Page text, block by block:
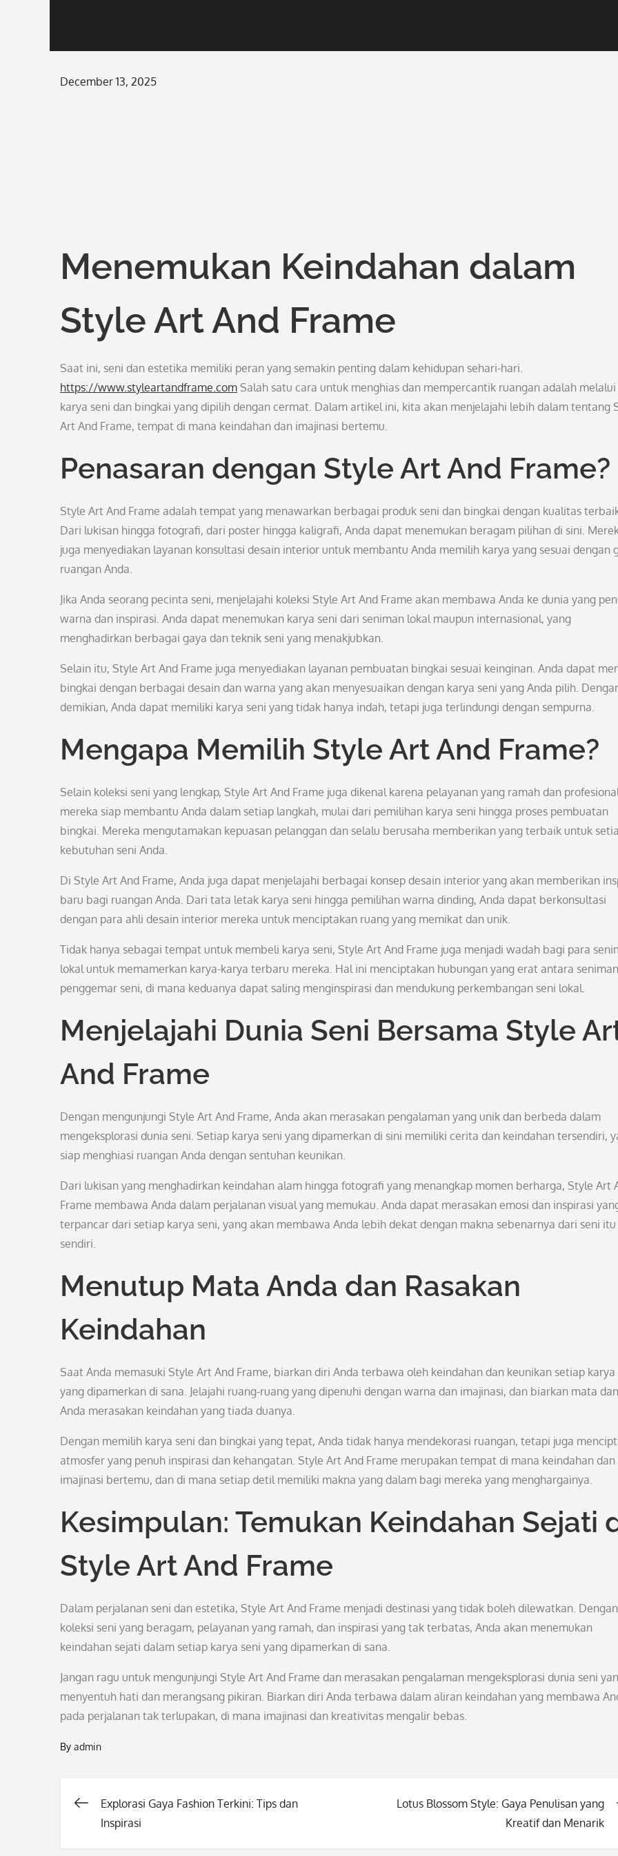
Posted
December 13, 2025
Menemukan Keindahan dalam
Style Art And Frame
Saat ini, seni dan estetika memiliki peran yang semakin penting dalam kehidupan sehari-hari.
https://www.styleartandframe.com Salah satu cara untuk menghias dan mempercantik ruangan adalah melalui
karya seni dan bingkai yang dipilih dengan cermat. Dalam artikel ini, kita akan menjelajahi lebih dalam tentang
Art And Frame, tempat di mana keindahan dan imajinasi bertemu.
Penasaran dengan Style Art And Frame?
Style Art And Frame adalah tempat yang menawarkan berbagai produk seni dan bingkai dengan kualitas
Dari lukisan hingga fotografi, dari poster hingga kaligrafi, Anda dapat menemukan beragam pilihan di sini.
juga menyediakan layanan konsultasi desain interior untuk membantu Anda memilih karya yang sesuai dengan
ruangan Anda.
Jika Anda seorang pecinta seni, menjelajahi koleksi Style Art And Frame akan membawa Anda ke dunia yang
warna dan inspirasi. Anda dapat menemukan karya seni dari seniman lokal maupun internasional, yang
menghadirkan berbagai gaya dan teknik seni yang menakjubkan.
Selain itu, Style Art And Frame juga menyediakan layanan pembuatan bingkai sesuai keinginan. Anda dapat
bingkai dengan berbagai desain dan warna yang akan menyesuaikan dengan karya seni yang Anda pilih.
demikian, Anda dapat memiliki karya seni yang tidak hanya indah, tetapi juga terlindungi dengan sempurna.
Mengapa Memilih Style Art And Frame?
Selain koleksi seni yang lengkap, Style Art And Frame juga dikenal karena pelayanan yang ramah dan
mereka siap membantu Anda dalam setiap langkah, mulai dari pemilihan karya seni hingga proses pembuatan
bingkai. Mereka mengutamakan kepuasan pelanggan dan selalu berusaha memberikan yang terbaik untuk
kebutuhan seni Anda.
Di Style Art And Frame, Anda juga dapat menjelajahi berbagai konsep desain interior yang akan memberikan
baru bagi ruangan Anda. Dari tata letak karya seni hingga pemilihan warna dinding, Anda dapat berkonsultasi
dengan para ahli desain interior mereka untuk menciptakan ruang yang memikat dan unik.
Tidak hanya sebagai tempat untuk membeli karya seni, Style Art And Frame juga menjadi wadah bagi para
lokal untuk memamerkan karya-karya terbaru mereka. Hal ini menciptakan hubungan yang erat antara
penggemar seni, di mana keduanya dapat saling menginspirasi dan mendukung perkembangan seni lokal.
Menjelajahi Dunia Seni Bersama Style
And Frame
Dengan mengunjungi Style Art And Frame, Anda akan merasakan pengalaman yang unik dan berbeda dalam
mengeksplorasi dunia seni. Setiap karya seni yang dipamerkan di sini memiliki cerita dan keindahan tersendiri,
siap menghiasi ruangan Anda dengan sentuhan keunikan.
Dari lukisan yang menghadirkan keindahan alam hingga fotografi yang menangkap momen berharga, Style Art
Frame membawa Anda dalam perjalanan visual yang memukau. Anda dapat merasakan emosi dan inspirasi
terpancar dari setiap karya seni, yang akan membawa Anda lebih dekat dengan makna sebenarnya dari seni itu
sendiri.
Menutup Mata Anda dan Rasakan
Keindahan
Saat Anda memasuki Style Art And Frame, biarkan diri Anda terbawa oleh keindahan dan keunikan setiap karya
yang dipamerkan di sana. Jelajahi ruang-ruang yang dipenuhi dengan warna dan imajinasi, dan biarkan mata
Anda merasakan keindahan yang tiada duanya.
Dengan memilih karya seni dan bingkai yang tepat, Anda tidak hanya mendekorasi ruangan, tetapi juga
atmosfer yang penuh inspirasi dan kehangatan. Style Art And Frame merupakan tempat di mana keindahan dan
imajinasi bertemu, dan di mana setiap detil memiliki makna yang dalam bagi mereka yang menghargainya.
Kesimpulan: Temukan Keindahan Sejati
Style Art And Frame
Dalam perjalanan seni dan estetika, Style Art And Frame menjadi destinasi yang tidak boleh dilewatkan. Dengan
koleksi seni yang beragam, pelayanan yang ramah, dan inspirasi yang tak terbatas, Anda akan menemukan
keindahan sejati dalam setiap karya seni yang dipamerkan di sana.
Jangan ragu untuk mengunjungi Style Art And Frame dan merasakan pengalaman mengeksplorasi dunia seni
menyentuh hati dan merangsang pikiran. Biarkan diri Anda terbawa dalam aliran keindahan yang membawa
pada perjalanan tak terlupakan, di mana imajinasi dan kreativitas mengalir bebas.
By admin
Post
Explorasi Gaya Fashion Terkini: Tips dan
Inspirasi
Lotus Blossom Style: Gaya Penulisan yang
Kreatif dan Menarik